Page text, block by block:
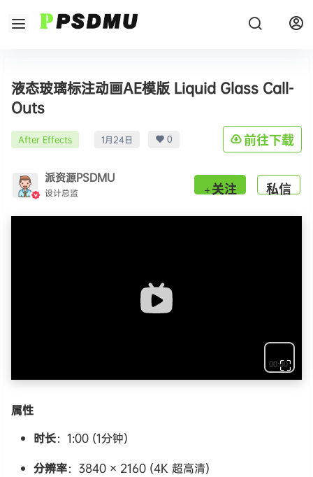
液态玻璃标注动画AE模版 Liquid Glass Call-
Outs
After Effects 1月24日 0 前往下载
派资源PSDMU
设计总监 关注 私信
⛶
属性
时长：1:00 (1分钟)
分辨率：3840 × 2160 (4K 超高清)